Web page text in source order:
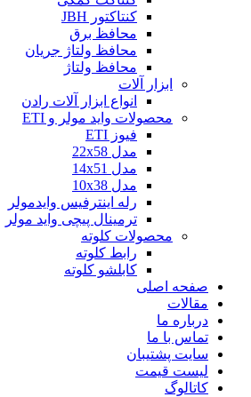
کنتاکتور JBH
محافظ برق
محافظ ولتاژ جریان
محافظ ولتاژ
ابزار آلات
انواع ابزار آلات رادن
محصولات واید مولر و ETI
فیوز ETI
مدل 22x58
مدل 14x51
مدل 10x38
رله اینترفیس وایدمولر
ترمینال پیچی واید مولر
محصولات کلوته
رابط کلوته
کابلشو کلوته
صفحه اصلی
مقالات
درباره ما
تماس با ما
سایت پشتیبان
لیست قیمت
کاتالوگ